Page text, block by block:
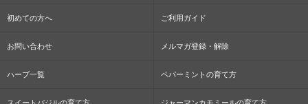
初めての方へ ご利用ガイド
お問い合わせ メルマガ登録・解除
ハーブ一覧 ペパーミントの育て方